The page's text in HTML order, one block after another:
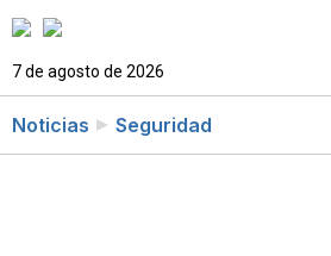
7 de agosto de 2026
Noticias Seguridad